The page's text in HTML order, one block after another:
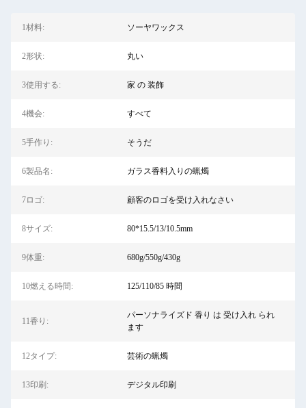
1材料: ソーヤワックス
2形状: 丸い
3使用する: 家 の 装飾
4機会: すべて
5手作り: そうだ
6製品名: ガラス香料入りの蝋燭
7ロゴ: 顧客のロゴを受け入れなさい
8サイズ: 80*15.5/13/10.5mm
9体重: 680g/550g/430g
10燃える時間: 125/110/85 時間
11香り:
パーソナライズド 香り は 受け入れ られ
ます
12タイプ: 芸術の蝋燭
13印刷: デジタル印刷